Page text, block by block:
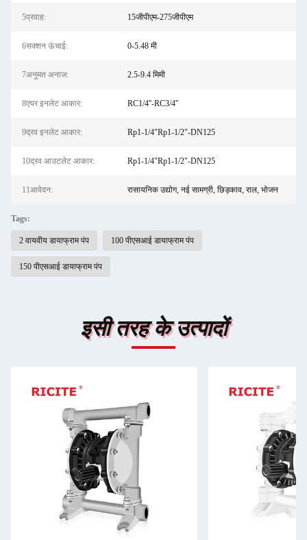
5प्रवाह: 15जीपीएम-275जीपीएम
6सक्शन ऊंचाई: 0-5.48 मी
7अनुमत अनाज: 2.5-9.4 मिमी
8एयर इनलेट आकार: RC1/4''-RC3/4''
9द्रव इनलेट आकार: Rp1-1/4"Rp1-1/2"-DN125
10द्रव आउटलेट आकार: Rp1-1/4"Rp1-1/2"-DN125
11आवेदन: रासायनिक उद्योग, नई सामग्री, छिड़काव, राल, भोजन
Tags:
2 वायवीय डायाफ्राम पंप 100 पीएसआई डायाफ्राम पंप
150 पीएसआई डायाफ्राम पंप
इसी तरह के उत्पादों